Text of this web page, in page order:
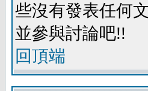
些沒有發表任何
並參與討論吧!!
回頂端